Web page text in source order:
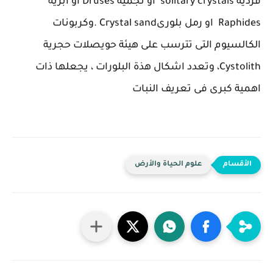
Raphides او رمل بلورىCrystal sand .وكربونات
الكالسيوم التى تترسب على هيئة حويصلات حجرية
Cystolith، وتعدد اشكال هذة البلورات ، يجعلها ذات
اهمية كبرى فى تعريف النبات
علوم الحياة والأرض